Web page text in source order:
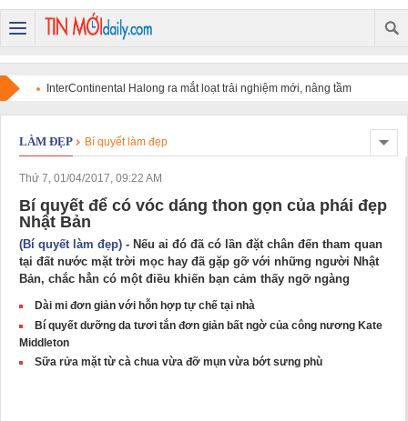
InterContinental Halong ra mắt loạt trải nghiệm mới, nâng tầm
điểm đến di sản trên bản đồ du lịch cao cấp quốc tế
LÀM ĐẸP Bí quyết làm đẹp
Thứ 7, 01/04/2017, 09:22 AM
Bí quyết để có vóc dáng thon gọn của phái đẹp
Nhật Bản
(Bí quyết làm đẹp) - Nếu ai đó đã có lần đặt chân đến tham quan
tại đất nước mặt trời mọc hay đã gặp gỡ với những người Nhật
Bản, chắc hẳn có một điều khiến bạn cảm thấy ngỡ ngàng
Dài mi đơn giản với hỗn hợp tự chế tại nhà
Bí quyết dưỡng da tươi tắn đơn giản bất ngờ của công nương Kate
Middleton
Sữa rửa mặt từ cà chua vừa đỡ mụn vừa bớt sưng phù